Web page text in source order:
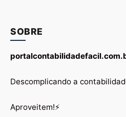
SOBRE
Descomplicando a
Aproveitem!⚡